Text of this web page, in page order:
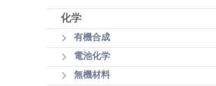
化学
有機合成
電池化学
無機材料